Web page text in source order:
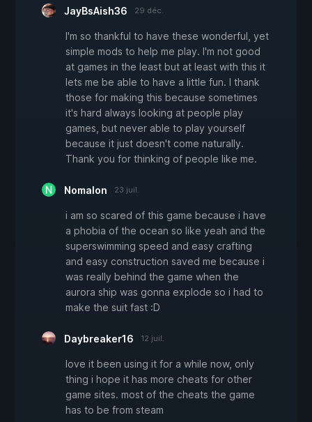
JayBsAish36 29 déc.
I'm so thankful to have these wonderful, yet
simple mods to help me play. I'm not good
at games in the least but at least with this it
lets me be able to have a little fun. I thank
those for making this because sometimes
it's hard always looking at people play
games, but never able to play yourself
because it just doesn't come naturally.
Thank you for thinking of people like me.
Nomalon 23 juil.
i am so scared of this game because i have
a phobia of the ocean so like yeah and the
superswimming speed and easy crafting
and easy construction saved me because i
was really behind the game when the
aurora ship was gonna explode so i had to
make the suit fast :D
Daybreaker16 12 juil.
love it been using it for a while now, only
thing i hope it has more cheats for other
game sites. most of the cheats the game
has to be from steam